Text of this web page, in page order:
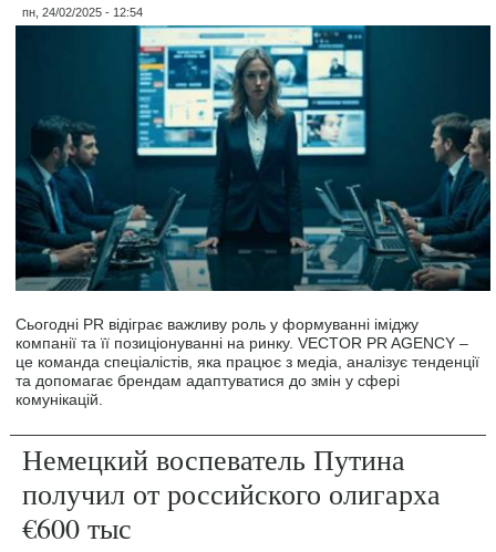
пн, 24/02/2025 - 12:54
Сьогодні PR відіграє важливу роль у формуванні іміджу
компанії та її позиціонуванні на ринку. VECTOR PR AGENCY –
це команда спеціалістів, яка працює з медіа, аналізує тенденції
та допомагає брендам адаптуватися до змін у сфері
комунікацій.
Немецкий воспеватель Путина
получил от российского олигарха
€600 тыс